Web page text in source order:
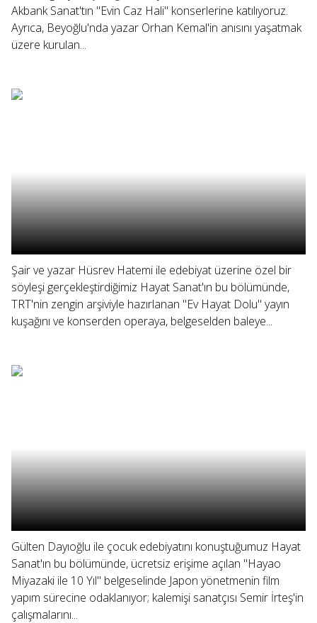
Akbank Sanat'tın "Evin Caz Hali" konserlerine katılıyoruz.
Ayrıca, Beyoğlu'nda yazar Orhan Kemal'in anısını yaşatmak
üzere kurulan...
Şair ve yazar Hüsrev Hatemi ile edebiyat üzerine özel bir
söyleşi gerçekleştirdiğimiz Hayat Sanat'ın bu bölümünde,
TRT'nin zengin arşiviyle hazırlanan "Ev Hayat Dolu" yayın
kuşağını ve konserden operaya, belgeselden baleye...
Gülten Dayıoğlu ile çocuk edebiyatını konuştuğumuz Hayat
Sanat'ın bu bölümünde, ücretsiz erişime açılan "Hayao
Miyazaki ile 10 Yıl" belgeselinde Japon yönetmenin film
yapım sürecine odaklanıyor; kalemişi sanatçısı Semir İrteş'in
çalışmalarını...